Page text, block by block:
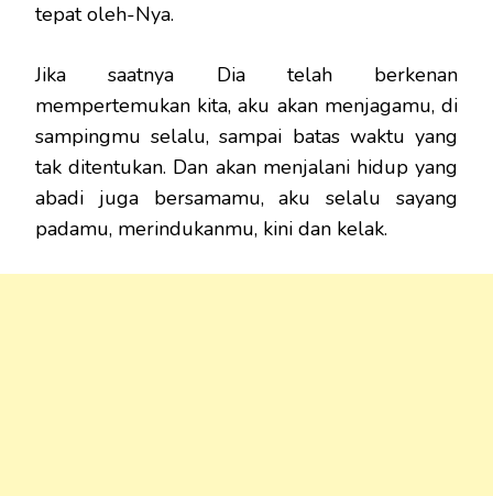
tepat oleh-Nya.
Jika saatnya Dia telah berkenan
mempertemukan kita, aku akan menjagamu, di
sampingmu selalu, sampai batas waktu yang
tak ditentukan. Dan akan menjalani hidup yang
abadi juga bersamamu, aku selalu sayang
padamu, merindukanmu, kini dan kelak.